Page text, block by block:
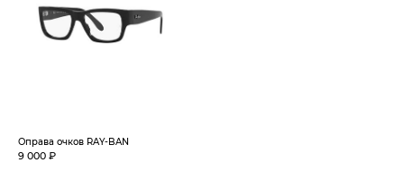
Оправа очков RAY-BAN
9 000 ₽